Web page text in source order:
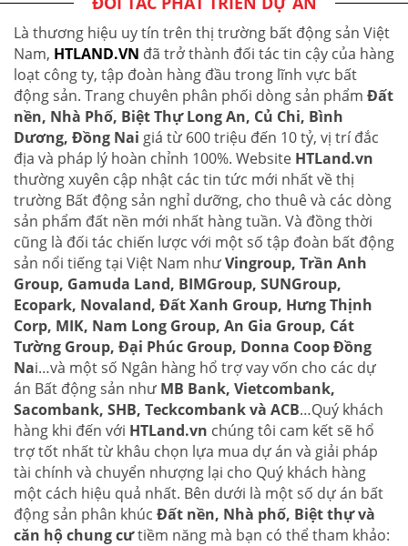
Là thương hiệu uy tín trên thị trường bất động sản Việt
Nam, HTLAND.VN đã trở thành đối tác tin cậy của hàng
loạt công ty, tập đoàn hàng đầu trong lĩnh vực bất
động sản. Trang chuyên phân phối dòng sản phẩm Đất
nền, Nhà Phố, Biệt Thự Long An, Củ Chi, Bình
Dương, Đồng Nai giá từ 600 triệu đến 10 tỷ, vị trí đắc
địa và pháp lý hoàn chỉnh 100%. Website HTLand.vn
thường xuyên cập nhật các tin tức mới nhất về thị
trường Bất động sản nghỉ dưỡng, cho thuê và các dòng
sản phẩm đất nền mới nhất hàng tuần. Và đồng thời
cũng là đối tác chiến lược với một số tập đoàn bất động
sản nổi tiếng tại Việt Nam nhưVingroup, Trần Anh
Group, Gamuda Land, BIMGroup, SUNGroup,
Ecopark, Novaland, Đất Xanh Group, Hưng Thịnh
Corp, MIK, Nam Long Group, An Gia Group, Cát
Tường Group, Đại Phúc Group, Donna Coop Đồng
Nai…và một số Ngân hàng hổ trợ vay vốn cho các dự
án Bất động sản như MB Bank, Vietcombank,
Sacombank, SHB, Teckcombank và ACB…Quý khách
hàng khi đến với HTLand.vn chúng tôi cam kết sẽ hổ
trợ tốt nhất từ khâu chọn lựa mua dự án và giải pháp
tài chính và chuyển nhượng lại cho Quý khách hàng
một cách hiệu quả nhất. Bên dưới là một số dự án bất
động sản phân khúc Đất nền, Nhà phố, Biệt thự và
căn hộ chung cưtiềm năng mà bạn có thể tham khảo: